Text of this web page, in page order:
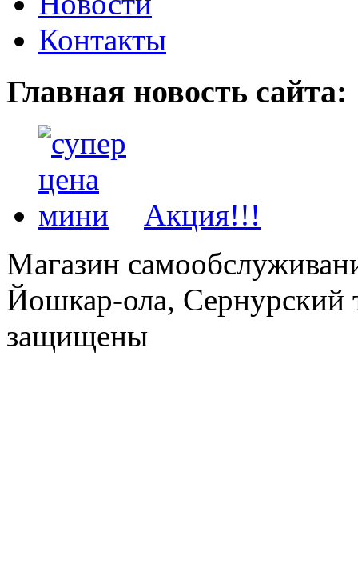
Контакты
Главная новость сайта:
Акция!!!
Магазин
Йошкар-ола, Сернурский
защищены